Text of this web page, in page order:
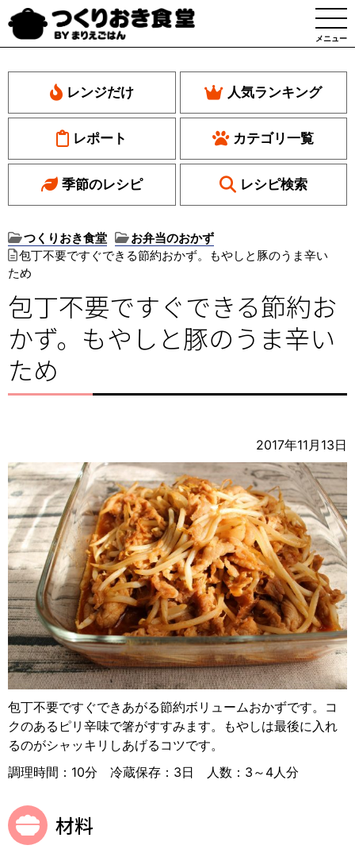
メニュー
レンジだけ 人気ランキング
レポート カテゴリ一覧
季節のレシピ レシピ検索
つくりおき食堂
お弁当のおかず
包丁不要ですぐできる節約おかず。もやしと豚のうま辛い
ため
包丁不要ですぐできる節約お
かず。もやしと豚のうま辛い
ため
2017年11月13日
包丁不要ですぐできあがる節約ボリュームおかずです。コ
クのあるピリ辛味で箸がすすみます。もやしは最後に入れ
るのがシャッキリしあげるコツです。
調理時間：10分 冷蔵保存：3日 人数：3～4人分
材料